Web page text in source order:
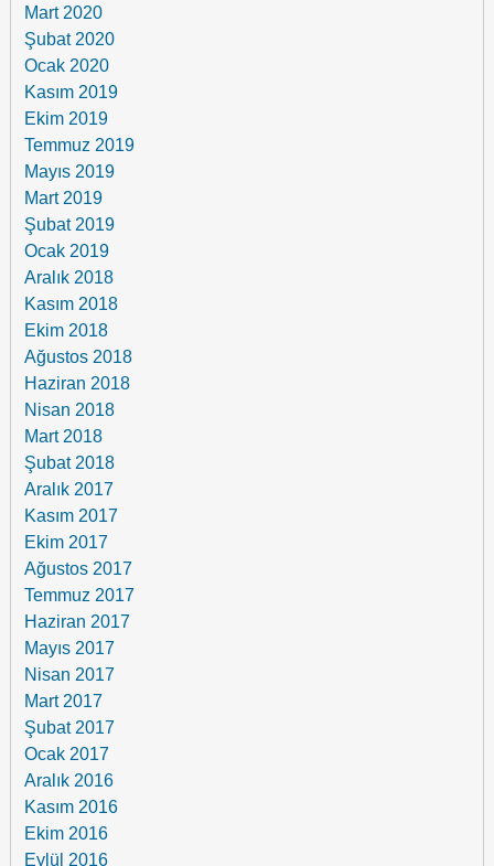
Mart 2020
Şubat 2020
Ocak 2020
Kasım 2019
Ekim 2019
Temmuz 2019
Mayıs 2019
Mart 2019
Şubat 2019
Ocak 2019
Aralık 2018
Kasım 2018
Ekim 2018
Ağustos 2018
Haziran 2018
Nisan 2018
Mart 2018
Şubat 2018
Aralık 2017
Kasım 2017
Ekim 2017
Ağustos 2017
Temmuz 2017
Haziran 2017
Mayıs 2017
Nisan 2017
Mart 2017
Şubat 2017
Ocak 2017
Aralık 2016
Kasım 2016
Ekim 2016
Eylül 2016